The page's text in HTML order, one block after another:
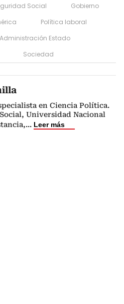
Social
Gobierno
Política laboral
Administración Estado
Sociedad
en Ciencia Política.
Universidad Nacional
... Leer más